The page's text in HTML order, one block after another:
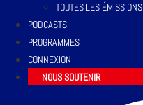
TOUTES LES ÉMISSIONS
PODCASTS
PROGRAMMES
CONNEXION
NOUS SOUTENIR